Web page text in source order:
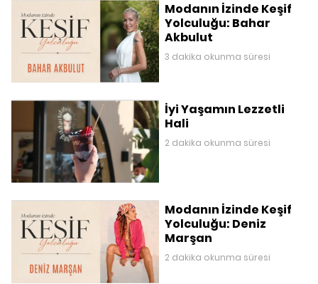
Modanın İzinde Keşif
Yolculuğu: Bahar
Akbulut
3 dakika okunma süresi
İyi Yaşamın Lezzetli
Hali
2 dakika okunma süresi
Modanın İzinde Keşif
Yolculuğu: Deniz
Marşan
2 dakika okunma süresi